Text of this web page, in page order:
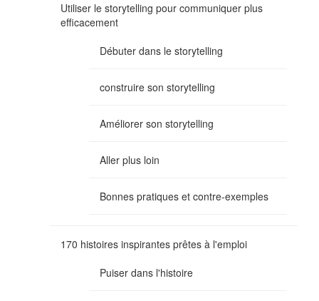
Utiliser le storytelling pour communiquer plus
efficacement
Débuter dans le storytelling
construire son storytelling
Améliorer son storytelling
Aller plus loin
Bonnes pratiques et contre-exemples
170 histoires inspirantes prêtes à l'emploi
Puiser dans l'histoire